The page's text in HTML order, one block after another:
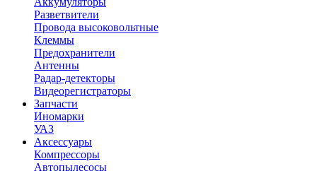
Разветвители
Провода высоковольтные
Клеммы
Предохранители
Антенны
Радар-детекторы
Видеорегистраторы
Запчасти
Иномарки
УАЗ
Аксесcуары
Компрессоры
Автопылесосы